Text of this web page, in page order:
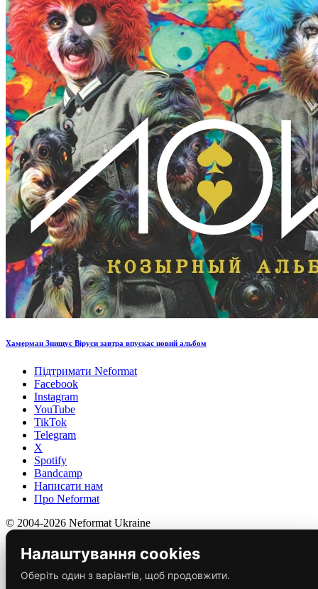
Хамерман Знищує Віруси завтра впускає новий альбом
Підтримати Neformat
Facebook
Instagram
YouTube
TikTok
Telegram
X
Spotify
Bandcamp
Написати нам
Про Neformat
© 2004-2026 Neformat Ukraine
Налаштування cookies
Оберіть один з варіантів, щоб продовжити.